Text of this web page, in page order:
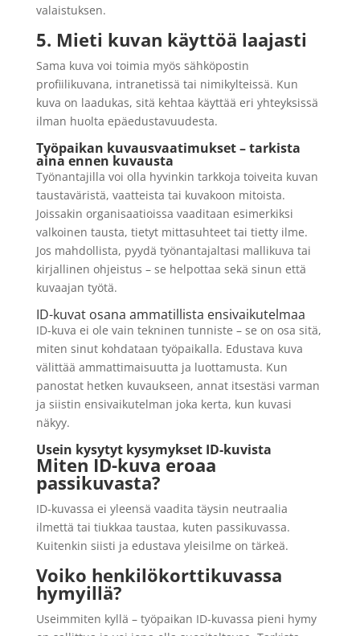
valaistuksen.
5. Mieti kuvan käyttöä laajasti
Sama kuva voi toimia myös sähköpostin
profiilikuvana, intranetissä tai nimikylteissä. Kun
kuva on laadukas, sitä kehtaa käyttää eri yhteyksissä
ilman huolta epäedustavuudesta.
Työpaikan kuvausvaatimukset – tarkista
aina ennen kuvausta
Työnantajilla voi olla hyvinkin tarkkoja toiveita kuvan
taustaväristä, vaatteista tai kuvakoon mitoista.
Joissakin organisaatioissa vaaditaan esimerkiksi
valkoinen tausta, tietyt mittasuhteet tai tietty ilme.
Jos mahdollista, pyydä työnantajaltasi mallikuva tai
kirjallinen ohjeistus – se helpottaa sekä sinun että
kuvaajan työtä.
ID-kuvat osana ammatillista ensivaikutelmaa
ID-kuva ei ole vain tekninen tunniste – se on osa sitä,
miten sinut kohdataan työpaikalla. Edustava kuva
välittää ammattimaisuutta ja luottamusta. Kun
panostat hetken kuvaukseen, annat itsestäsi varman
ja siistin ensivaikutelman joka kerta, kun kuvasi
näkyy.
Usein kysytyt kysymykset ID-kuvista
Miten ID-kuva eroaa
passikuvasta?
ID-kuvassa ei yleensä vaadita täysin neutraalia
ilmettä tai tiukkaa taustaa, kuten passikuvassa.
Kuitenkin siisti ja edustava yleisilme on tärkeä.
Voiko henkilökorttikuvassa
hymyillä?
Useimmiten kyllä – työpaikan ID-kuvassa pieni hymy